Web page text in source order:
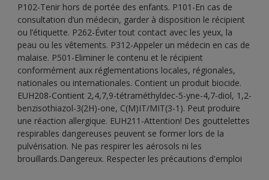
P102-Tenir hors de portée des enfants. P101-En cas de
consultation d’un médecin, garder à disposition le récipient
ou l’étiquette. P262-Éviter tout contact avec les yeux, la
peau ou les vêtements. P312-Appeler un médecin en cas de
malaise. P501-Eliminer le contenu et le récipient
conformément aux réglementations locales, régionales,
nationales ou internationales. Contient un produit biocide.
EUH208-Contient 2,4,7,9-tétraméthyldec-5-yne-4,7-diol, 1,2-
benzisothiazol-3(2H)-one, C(M)IT/MIT(3-1). Peut produire
une réaction allergique. EUH211-Attention! Des gouttelettes
respirables dangereuses peuvent se former lors de la
pulvérisation. Ne pas respirer les aérosols ni les
brouillards.Dangereux. Respecter les précautions d'emploi